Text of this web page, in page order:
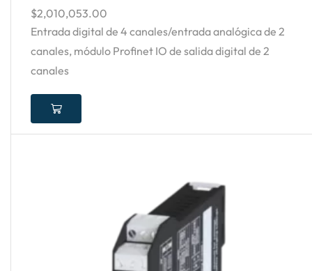
$2,010,053.00
Entrada digital de 4 canales/entrada analógica de 2
canales, módulo Profinet IO de salida digital de 2
canales